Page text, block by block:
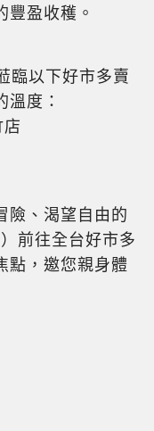
豐盈收穫。
臨以下好市多賣
溫度：
險、渴望自由的
前往全台好市多
點，邀您親身體